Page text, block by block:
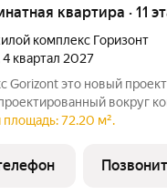
квартира · 11
комплекс Горизонт
4 квартал 2027
комфорт-класса, 15-
вокруг
где каждая
72.20 м².